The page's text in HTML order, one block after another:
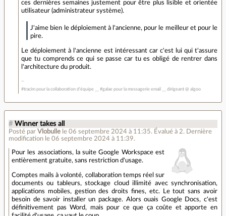
ces dernières semaines justement pour être plus lisible et orientée
utilisateur (administrateur système).
J'aime bien le déploiement à l'ancienne, pour le meilleur et pour le
pire.
Le déploiement à l'ancienne est intéressant car c'est lui qui t'assure
que tu comprends ce qui se passe car tu es obligé de rentrer dans
l'architecture du produit.
#tracim pour la collaboration d'équipe __ #galae pour la messagerie email __ dirigeant @ algoo
# Winner takes all
Posté par Vlobulle le 06 septembre 2024 à 11:35. Évalué à 2. Dernière
modification le 06 septembre 2024 à 11:39.
Pour les associations, la suite Google Workspace est
entièrement gratuite, sans restriction d'usage.
Comptes mails à volonté, collaboration temps réel sur
documents ou tableurs, stockage cloud illimité avec synchronisation,
applications mobiles, gestion des droits fines, etc. Le tout sans avoir
besoin de savoir installer un package. Alors ouais Google Docs, c'est
définitivement pas Word, mais pour ce que ça coûte et apporte en